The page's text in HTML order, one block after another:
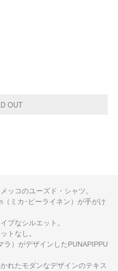
ッコのユーズド・シャツ。
ミカ･ピーライネン）が手がけ
プなシルエット。
トなし。
）がデザインしたPUNAPIPPU
れたモダンなデザインのテキス